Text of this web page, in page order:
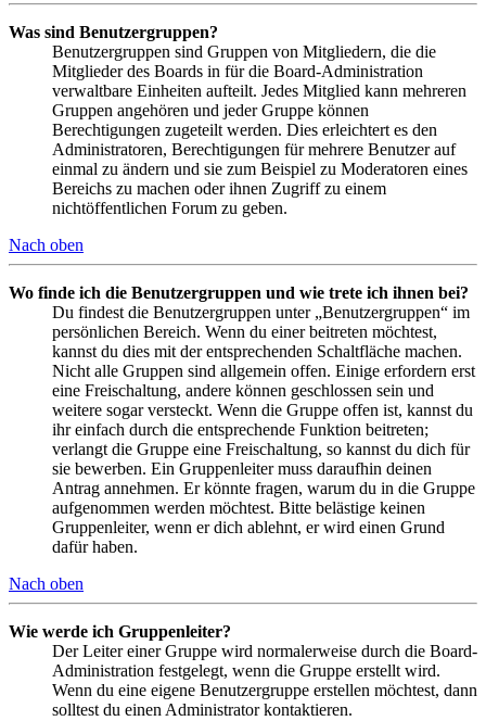
Was sind Benutzergruppen?
Benutzergruppen sind Gruppen von Mitgliedern, die die
Mitglieder des Boards in für die Board-Administration
verwaltbare Einheiten aufteilt. Jedes Mitglied kann mehreren
Gruppen angehören und jeder Gruppe können
Berechtigungen zugeteilt werden. Dies erleichtert es den
Administratoren, Berechtigungen für mehrere Benutzer auf
einmal zu ändern und sie zum Beispiel zu Moderatoren eines
Bereichs zu machen oder ihnen Zugriff zu einem
nichtöffentlichen Forum zu geben.
Nach oben
Wo finde ich die Benutzergruppen und wie trete ich ihnen bei?
Du findest die Benutzergruppen unter „Benutzergruppen“ im
persönlichen Bereich. Wenn du einer beitreten möchtest,
kannst du dies mit der entsprechenden Schaltfläche machen.
Nicht alle Gruppen sind allgemein offen. Einige erfordern erst
eine Freischaltung, andere können geschlossen sein und
weitere sogar versteckt. Wenn die Gruppe offen ist, kannst du
ihr einfach durch die entsprechende Funktion beitreten;
verlangt die Gruppe eine Freischaltung, so kannst du dich für
sie bewerben. Ein Gruppenleiter muss daraufhin deinen
Antrag annehmen. Er könnte fragen, warum du in die Gruppe
aufgenommen werden möchtest. Bitte belästige keinen
Gruppenleiter, wenn er dich ablehnt, er wird einen Grund
dafür haben.
Nach oben
Wie werde ich Gruppenleiter?
Der Leiter einer Gruppe wird normalerweise durch die Board-
Administration festgelegt, wenn die Gruppe erstellt wird.
Wenn du eine eigene Benutzergruppe erstellen möchtest, dann
solltest du einen Administrator kontaktieren.